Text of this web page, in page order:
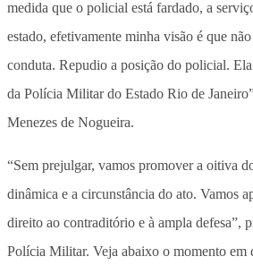
medida que o policial está fardado, a
estado, efetivamente minha visão é que não
conduta. Repudio a posição do policial.
da Polícia Militar do Estado Rio de
Menezes de Nogueira.
“Sem prejulgar, vamos promover a oitiva
dinâmica e a circunstância do ato. Vamos
direito ao contraditório e à ampla defesa”,
Polícia Militar. Veja abaixo o momento em